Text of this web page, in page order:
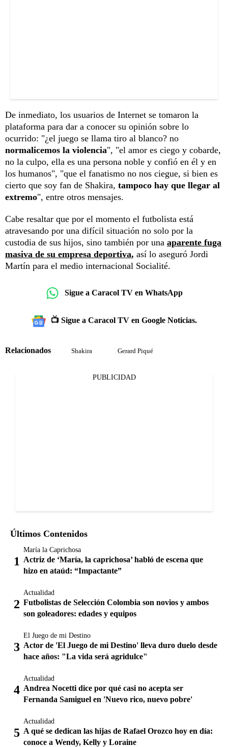
De inmediato, los usuarios de Internet se tomaron la
plataforma para dar a conocer su opinión sobre lo
ocurrido: "¿el juego se llama tiro al blanco? no
normalicemos la violencia", "el amor es ciego y cobarde,
no la culpo, ella es una persona noble y confió en él y en
los humanos", "que el fanatismo no nos ciegue, si bien es
cierto que soy fan de Shakira, tampoco hay que llegar al
extremo", entre otros mensajes.
Cabe resaltar que por el momento el futbolista está
atravesando por una difícil situación no solo por la
custodia de sus hijos, sino también por una aparente fuga
masiva de su empresa deportiva, así lo aseguró Jordi
Martín para el medio internacional Socialité.
Sigue a Caracol TV en WhatsApp
📺 Sigue a Caracol TV en Google Noticias.
Relacionados Shakira Gerard Piqué
PUBLICIDAD
Últimos Contenidos
María la Caprichosa
Actriz de ‘María, la caprichosa’ habló de escena que
hizo en ataúd: “Impactante”
Actualidad
Futbolistas de Selección Colombia son novios y ambos
son goleadores: edades y equipos
El Juego de mi Destino
Actor de 'El Juego de mi Destino' lleva duro duelo desde
hace años: "La vida será agridulce"
Actualidad
Andrea Nocetti dice por qué casi no acepta ser
Fernanda Samiguel en 'Nuevo rico, nuevo pobre'
Actualidad
A qué se dedican las hijas de Rafael Orozco hoy en día:
conoce a Wendy, Kelly y Loraine